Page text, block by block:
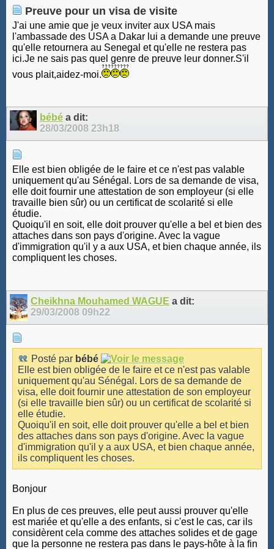
Preuve pour un visa de visite
J'ai une amie que je veux inviter aux USA mais
l'ambassade des USA a Dakar lui a demande une preuve
qu'elle retournera au Senegal et qu'elle ne restera pas
ici.Je ne sais pas quel genre de preuve leur donner.S'il
vous plait,aidez-moi.
bébé a dit:
28/03/2008 23h18
Elle est bien obligée de le faire et ce n'est pas valable
uniquement qu'au Sénégal. Lors de sa demande de visa,
elle doit fournir une attestation de son employeur (si elle
travaille bien sûr) ou un certificat de scolarité si elle
étudie.
Quoiqu'il en soit, elle doit prouver qu'elle a bel et bien des
attaches dans son pays d'origine. Avec la vague
d'immigration qu'il y a aux USA, et bien chaque année, ils
compliquent les choses.
Cheikhna Mouhamed WAGUE a dit:
29/03/2008 09h22
Posté par bébé
Elle est bien obligée de le faire et ce n'est pas valable
uniquement qu'au Sénégal. Lors de sa demande de
visa, elle doit fournir une attestation de son employeur
(si elle travaille bien sûr) ou un certificat de scolarité si
elle étudie.
Quoiqu'il en soit, elle doit prouver qu'elle a bel et bien
des attaches dans son pays d'origine. Avec la vague
d'immigration qu'il y a aux USA, et bien chaque année,
ils compliquent les choses.
Bonjour
En plus de ces preuves, elle peut aussi prouver qu'elle
est mariée et qu'elle a des enfants, si c'est le cas, car ils
considèrent cela comme des attaches solides et de gage
que la personne ne restera pas dans le pays-hôte à la fin